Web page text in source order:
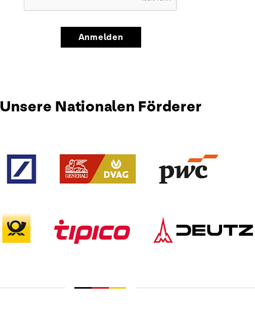
Anmelden
Unsere Nationalen Förderer